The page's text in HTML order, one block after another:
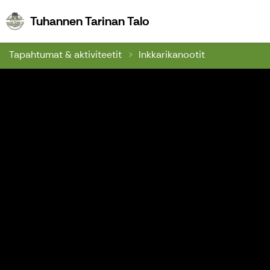
Tuhannen Tarinan Talo
Tapahtumat & aktiviteetit Inkkarikanootit